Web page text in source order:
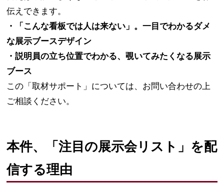
伝えできます。
・「こんな看板では人は来ない」。一目でわかるダメ
な展示ブースデザイン
・説明員の立ち位置でわかる、覗いてみたくなる展示
ブース
この「取材サポート」については、お問い合わせの上
ご相談ください。
本件、「注目の展示会リスト」を配
信する理由